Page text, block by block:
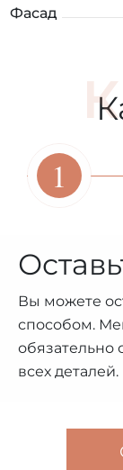
Фасад
1
Вы можете
способом.
обязательно
всех деталей.